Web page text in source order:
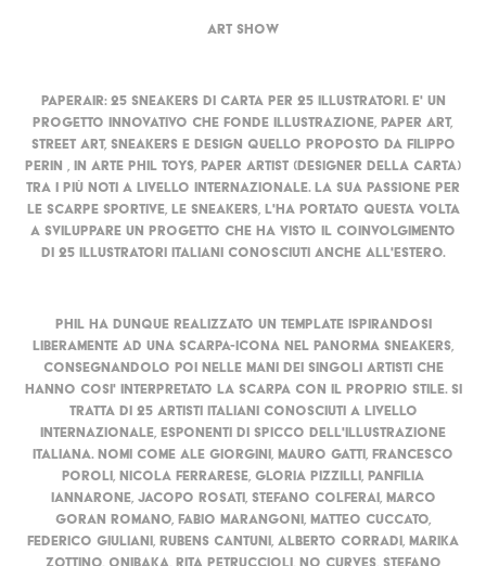
ART SHOW
Paperair: 25 sneakers di carta per 25 illustratori. E' un
progetto innovativo che fonde illustrazione, paper art,
street art, sneakers e design quello proposto da Filippo
Perin , in arte Phil Toys, paper artist (designer della carta)
tra i più noti a livello internazionale. La sua passione per
le scarpe sportive, le sneakers, l'ha portato questa volta
a sviluppare un progetto che ha visto il coinvolgimento
di 25 illustratori italiani conosciuti anche all'estero.
Phil ha dunque realizzato un template ispirandosi
liberamente ad una scarpa-icona nel panorma Sneakers,
consegnandolo poi nelle mani dei singoli artisti che
hanno cosi' interpretato la scarpa con il proprio stile. Si
tratta di 25 artisti italiani conosciuti a livello
internazionale, esponenti di spicco dell'illustrazione
italiana. Nomi come Ale Giorgini, Mauro Gatti, Francesco
Poroli, Nicola Ferrarese, Gloria Pizzilli, Panfilia
Iannarone, Jacopo Rosati, Stefano Colferai, Marco
Goran Romano, Fabio Marangoni, Matteo Cuccato,
Federico Giuliani, Rubens Cantuni, Alberto Corradi, Marika
Zottino, Onibaka, Rita Petruccioli, No Curves, Stefano